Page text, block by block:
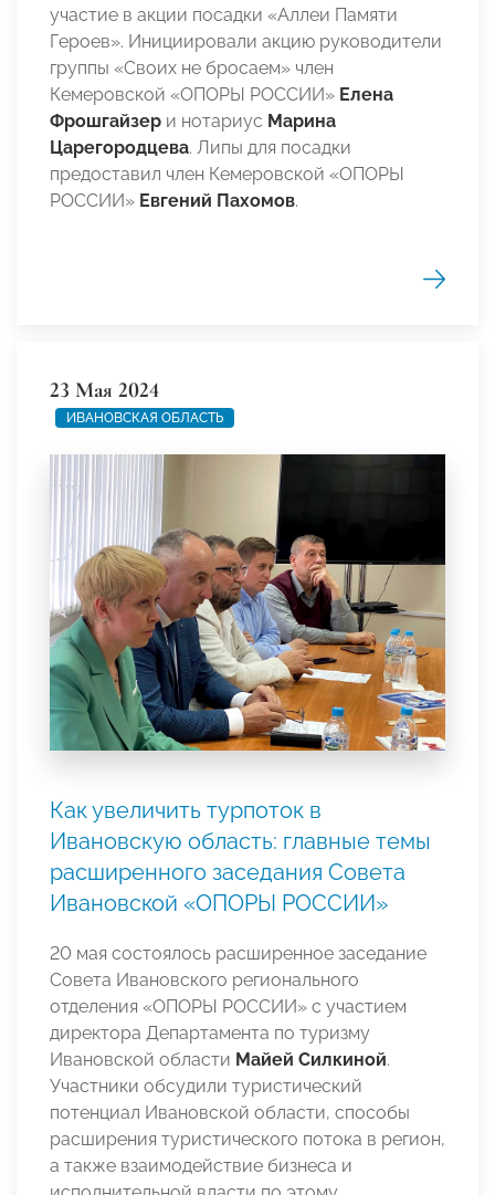
участие в акции посадки «Аллеи Памяти
Героев». Инициировали акцию руководители
группы «Своих не бросаем» член
Кемеровской «ОПОРЫ РОССИИ» Елена
Фрошгайзер и нотариус Марина
Царегородцева. Липы для посадки
предоставил член Кемеровской «ОПОРЫ
РОССИИ» Евгений Пахомов.
23 Мая 2024
ИВАНОВСКАЯ ОБЛАСТЬ
Как увеличить турпоток в
Ивановскую область: главные темы
расширенного заседания Совета
Ивановской «ОПОРЫ РОССИИ»
20 мая состоялось расширенное заседание
Совета Ивановского регионального
отделения «ОПОРЫ РОССИИ» с участием
директора Департамента по туризму
Ивановской области Майей Силкиной.
Участники обсудили туристический
потенциал Ивановской области, способы
расширения туристического потока в регион,
а также взаимодействие бизнеса и